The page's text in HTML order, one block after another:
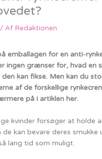
/ Af Redaktionen
emballagen for en anti-
ingen grænser for, hvad en
kan fikse. Men kan du
af de forskellige
på i artiklen her.
kvinder forsøger at holde
de kan bevare deres smukke
lang tid som muligt.